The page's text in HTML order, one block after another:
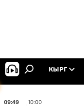
КЫРГ
10:00
09:49